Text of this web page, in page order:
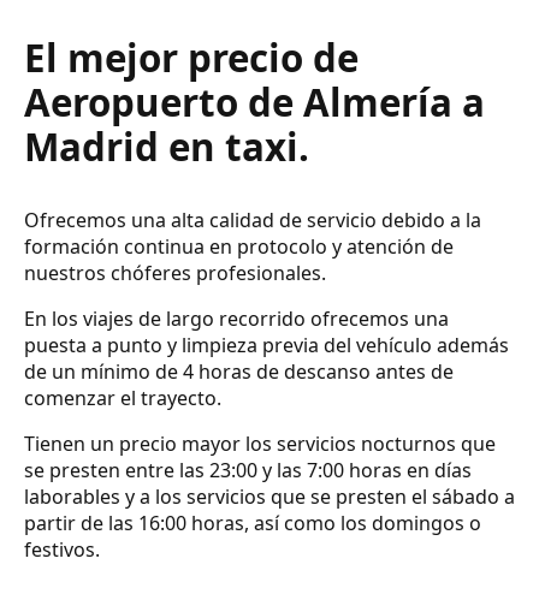
El mejor precio de
Aeropuerto de Almería a
Madrid en taxi.
Ofrecemos una alta calidad de servicio debido a la
formación continua en protocolo y atención de
nuestros chóferes profesionales.
En los viajes de largo recorrido ofrecemos una
puesta a punto y limpieza previa del vehículo además
de un mínimo de 4 horas de descanso antes de
comenzar el trayecto.
Tienen un precio mayor los servicios nocturnos que
se presten entre las 23:00 y las 7:00 horas en días
laborables y a los servicios que se presten el sábado a
partir de las 16:00 horas, así como los domingos o
festivos.